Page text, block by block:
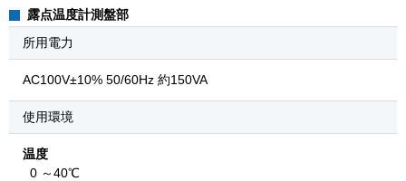
露点温度計測盤部
所用電力
AC100V±10% 50/60Hz 約150VA
使用環境
温度
0 ～40℃